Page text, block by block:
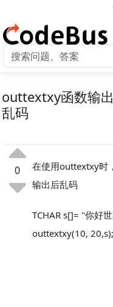
outtextxy函数输出
乱码
0
在使用outtextxy时
输出后乱码
TCHAR s[]= "你好
outtextxy(10, 20,s);